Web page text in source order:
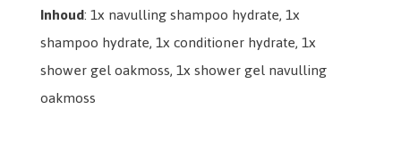
Inhoud: 1x navulling shampoo hydrate, 1x
shampoo hydrate, 1x conditioner hydrate, 1x
shower gel oakmoss, 1x shower gel navulling
oakmoss